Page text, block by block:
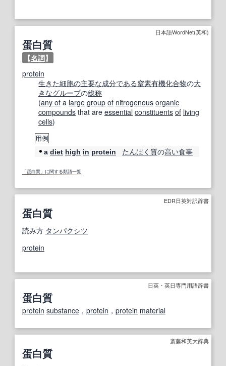
日本語WordNet(英和)
蛋白質
【名詞】
protein
生きた細胞の主要な成分である窒素有機化合物の大
きなグループの総称
(any of a large group of nitrogenous organic
compounds that are essential constituents of living
cells)
用例
a diet high in protein たんぱく質の高い食事
「蛋白質」に関する類語一覧
EDR日英対訳辞書
蛋白質
読み方 タンパクシツ
protein
日英・英日専門用語辞書
蛋白質
protein substance ， protein ， protein material
斎藤和英大辞典
蛋白質